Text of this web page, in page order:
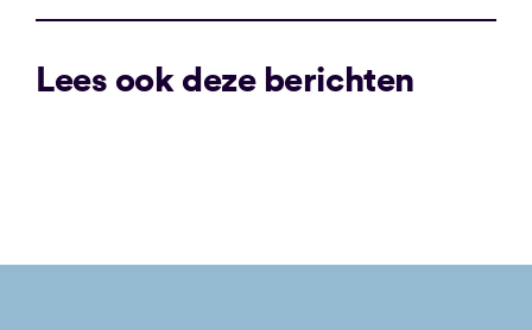
Lees ook deze berichten